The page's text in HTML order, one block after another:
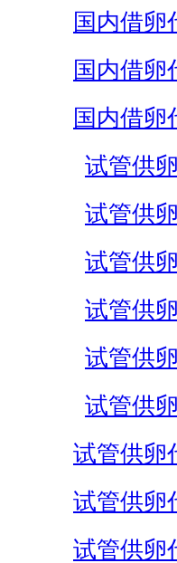
国内借卵
国内借卵
国内借卵
试管供
试管供
试管供
试管供
试管供
试管供
试管供卵
试管供卵
试管供卵